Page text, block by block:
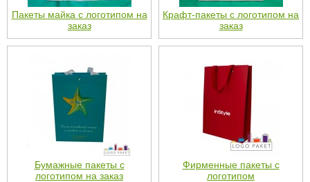
Пакеты майка с логотипом на
заказ
Крафт-пакеты с логотипом на
заказ
Бумажные пакеты с
логотипом на заказ
Фирменные пакеты с
логотипом